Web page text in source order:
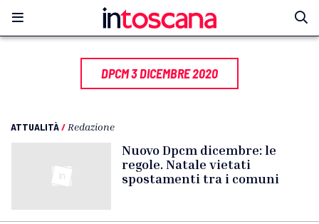
DPCM 3 DICEMBRE 2020
ATTUALITÀ/ Redazione
Nuovo Dpcm dicembre: le
regole. Natale vietati
spostamenti tra i comuni